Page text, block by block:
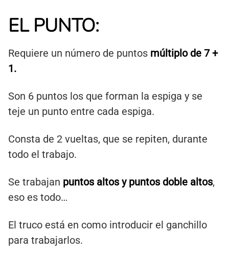
EL PUNTO:
Requiere un número de puntos múltiplo de 7 +
1.
Son 6 puntos los que forman la espiga y se
teje un punto entre cada espiga.
Consta de 2 vueltas, que se repiten, durante
todo el trabajo.
Se trabajan puntos altos y puntos doble altos,
eso es todo…
El truco está en como introducir el ganchillo
para trabajarlos.